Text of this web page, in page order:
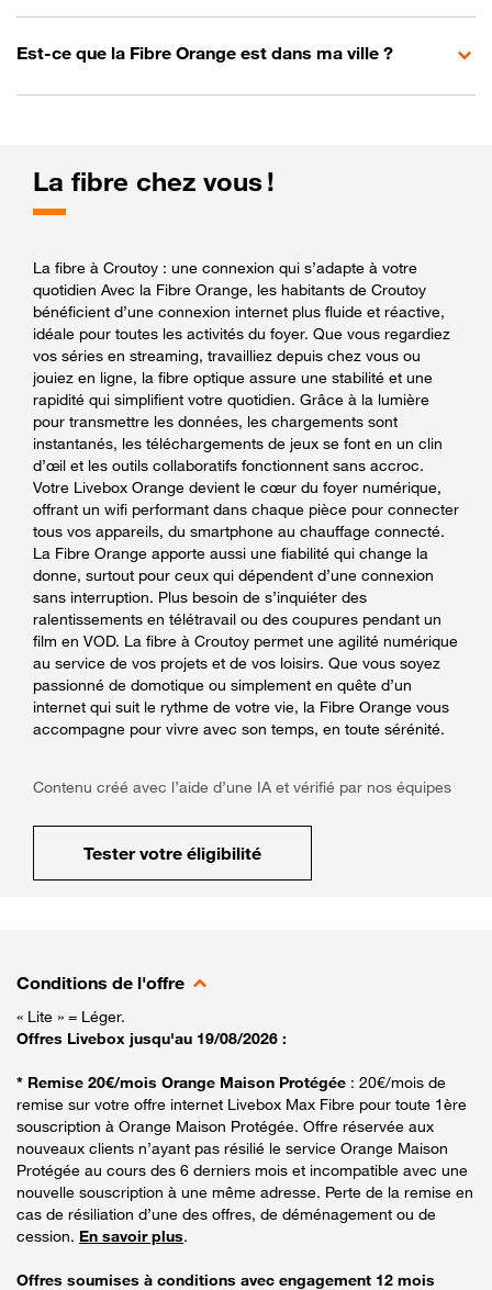
Est-ce que la Fibre Orange est dans ma ville ?
La fibre chez vous !
La fibre à Croutoy : une connexion qui s’adapte à votre
quotidien Avec la Fibre Orange, les habitants de Croutoy
bénéficient d’une connexion internet plus fluide et réactive,
idéale pour toutes les activités du foyer. Que vous regardiez
vos séries en streaming, travailliez depuis chez vous ou
jouiez en ligne, la fibre optique assure une stabilité et une
rapidité qui simplifient votre quotidien. Grâce à la lumière
pour transmettre les données, les chargements sont
instantanés, les téléchargements de jeux se font en un clin
d’œil et les outils collaboratifs fonctionnent sans accroc.
Votre Livebox Orange devient le cœur du foyer numérique,
offrant un wifi performant dans chaque pièce pour connecter
tous vos appareils, du smartphone au chauffage connecté.
La Fibre Orange apporte aussi une fiabilité qui change la
donne, surtout pour ceux qui dépendent d’une connexion
sans interruption. Plus besoin de s’inquiéter des
ralentissements en télétravail ou des coupures pendant un
film en VOD. La fibre à Croutoy permet une agilité numérique
au service de vos projets et de vos loisirs. Que vous soyez
passionné de domotique ou simplement en quête d’un
internet qui suit le rythme de votre vie, la Fibre Orange vous
accompagne pour vivre avec son temps, en toute sérénité.
Contenu créé avec l’aide d’une IA et vérifié par nos équipes
Tester votre éligibilité
Conditions de l'offre
« Lite » = Léger.
Offres Livebox jusqu'au 19/08/2026 :
* Remise 20€/mois Orange Maison Protégée : 20€/mois de
remise sur votre offre internet Livebox Max Fibre pour toute 1ère
souscription à Orange Maison Protégée. Offre réservée aux
nouveaux clients n’ayant pas résilié le service Orange Maison
Protégée au cours des 6 derniers mois et incompatible avec une
nouvelle souscription à une même adresse. Perte de la remise en
cas de résiliation d’une des offres, de déménagement ou de
cession. En savoir plus.
Offres soumises à conditions avec engagement 12 mois